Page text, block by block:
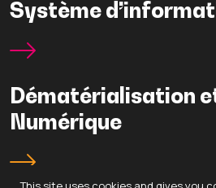
Système
Dématérialisation
Numérique